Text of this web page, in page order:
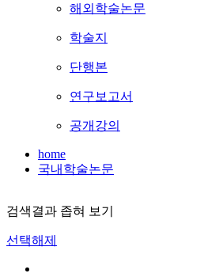
해외학술논문
학술지
단행본
연구보고서
공개강의
home
국내학술논문
검색결과 좁혀 보기
선택해제